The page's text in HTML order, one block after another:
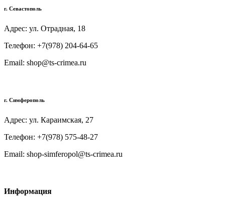
г. Севастополь
Адрес: ул. Отрадная, 18
Телефон: +7(978) 204-64-65
Email: shop@ts-crimea.ru
г. Симферополь
Адрес: ул. Караимская, 27
Телефон: +7(978) 575-48-27
Email: shop-simferopol@ts-crimea.ru
Информация